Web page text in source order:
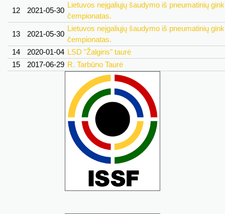
12 2021-05-30
Lietuvos neįgaliųjų šaudymo iš pneumatinių
čempionatas.
13 2021-05-30
Lietuvos neįgaliųjų šaudymo iš pneumatinių
čempionatas.
14
2020-01-04 LSD "Žalgiris" taurė
15
2017-06-29 R. Tarbūno Taurė